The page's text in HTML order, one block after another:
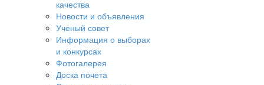
качества
Новости и объявления
Ученый совет
Информация о выборах
и конкурсах
Фотогалерея
Доска почета